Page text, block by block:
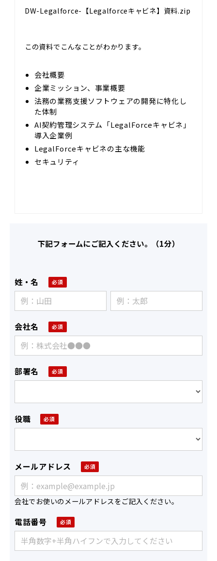
DW-Legalforce-【Legalforceキャビネ】資料.zip
この資料でこんなことがわかります。
会社概要
企業ミッション、事業概要
法務の業務支援ソフトウェアの開発に特化し
た体制
AI契約管理システム「LegalForceキャビネ」
導入企業例
LegalForceキャビネの主な機能
セキュリティ
下記フォームにご記入ください。（1分）
姓・名
会社名
部署名
役職
メールアドレス
会社でお使いのメールアドレスをご記入ください。
電話番号